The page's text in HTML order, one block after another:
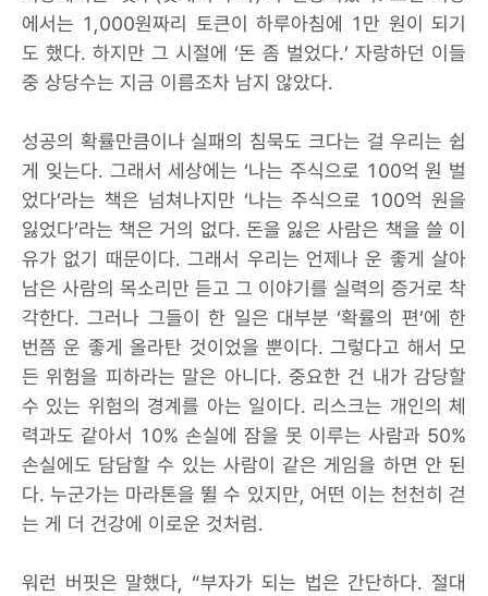
에서는 1,000원짜리 토큰이 하루아침에 1만 원이 되기
도 했다. 하지만 그 시절에 ‘돈 좀 벌었다.’ 자랑하던 이들
중 상당수는 지금 이름조차 남지 않았다.
성공의 확률만큼이나 실패의 침묵도 크다는 걸 우리는 쉽
게 잊는다. 그래서 세상에는 ‘나는 주식으로 100억 원 벌
었다’라는 책은 넘쳐나지만 ‘나는 주식으로 100억 원을
잃었다’라는 책은 거의 없다. 돈을 잃은 사람은 책을 쓸 이
유가 없기 때문이다. 그래서 우리는 언제나 운 좋게 살아
남은 사람의 목소리만 듣고 그 이야기를 실력의 증거로 착
각한다. 그러나 그들이 한 일은 대부분 ‘확률의 편’에 한
번쯤 운 좋게 올라탄 것이었을 뿐이다. 그렇다고 해서 모
든 위험을 피하라는 말은 아니다. 중요한 건 내가 감당할
수 있는 위험의 경계를 아는 일이다. 리스크는 개인의 체
력과도 같아서 10% 손실에 잠을 못 이루는 사람과 50%
손실에도 담담할 수 있는 사람이 같은 게임을 하면 안 된
다. 누군가는 마라톤을 뛸 수 있지만, 어떤 이는 천천히 걷
는 게 더 건강에 이로운 것처럼.
워런 버핏은 말했다, “부자가 되는 법은 간단하다. 절대